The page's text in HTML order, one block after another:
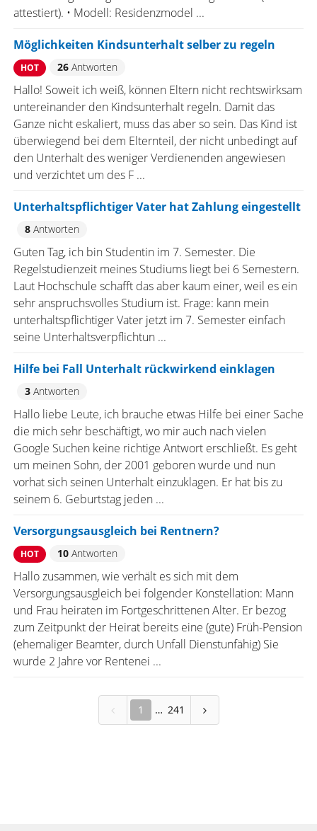
attestiert). • Modell: Residenzmodel ...
Möglichkeiten Kindsunterhalt selber zu regeln
HOT 26Antworten
Hallo! Soweit ich weiß, können Eltern nicht rechtswirksam
untereinander den Kindsunterhalt regeln. Damit das
Ganze nicht eskaliert, muss das aber so sein. Das Kind ist
überwiegend bei dem Elternteil, der nicht unbedingt auf
den Unterhalt des weniger Verdienenden angewiesen
und verzichtet um des F ...
Unterhaltspflichtiger Vater hat Zahlung eingestellt
8Antworten
Guten Tag, ich bin Studentin im 7. Semester. Die
Regelstudienzeit meines Studiums liegt bei 6 Semestern.
Laut Hochschule schafft das aber kaum einer, weil es ein
sehr anspruchsvolles Studium ist. Frage: kann mein
unterhaltspflichtiger Vater jetzt im 7. Semester einfach
seine Unterhaltsverpflichtun ...
Hilfe bei Fall Unterhalt rückwirkend einklagen
3Antworten
Hallo liebe Leute, ich brauche etwas Hilfe bei einer Sache
die mich sehr beschäftigt, wo mir auch nach vielen
Google Suchen keine richtige Antwort erschließt. Es geht
um meinen Sohn, der 2001 geboren wurde und nun
vorhat sich seinen Unterhalt einzuklagen. Er hat bis zu
seinem 6. Geburtstag jeden ...
Versorgungsausgleich bei Rentnern?
HOT 10Antworten
Hallo zusammen, wie verhält es sich mit dem
Versorgungsausgleich bei folgender Konstellation: Mann
und Frau heiraten im Fortgeschrittenen Alter. Er bezog
zum Zeitpunkt der Heirat bereits eine (gute) Früh-Pension
(ehemaliger Beamter, durch Unfall Dienstunfähig) Sie
wurde 2 Jahre vor Rentenei ...
1 241